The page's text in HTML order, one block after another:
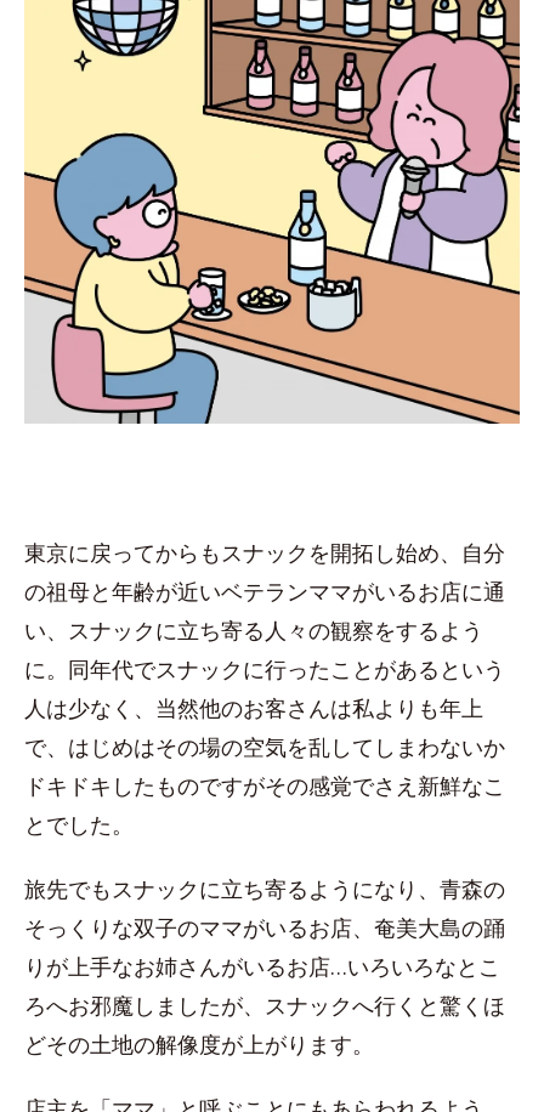
東京に戻ってからもスナックを開拓し始め、自分
の祖母と年齢が近いベテランママがいるお店に通
い、スナックに立ち寄る人々の観察をするよう
に。同年代でスナックに行ったことがあるという
人は少なく、当然他のお客さんは私よりも年上
で、はじめはその場の空気を乱してしまわないか
ドキドキしたものですがその感覚でさえ新鮮なこ
とでした。
旅先でもスナックに立ち寄るようになり、青森の
そっくりな双子のママがいるお店、奄美大島の踊
りが上手なお姉さんがいるお店…いろいろなとこ
ろへお邪魔しましたが、スナックへ行くと驚くほ
どその土地の解像度が上がります。